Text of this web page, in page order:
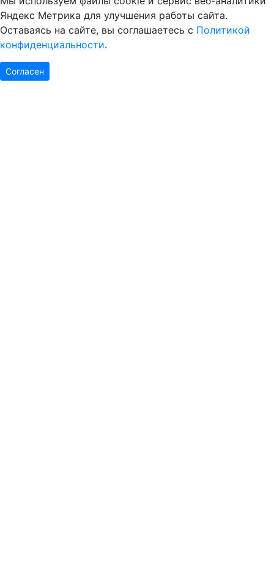
Яндекс Метрика для улучшения работы сайта.
Оставаясь на сайте, вы соглашаетесь с Политикой
конфиденциальности.
Согласен